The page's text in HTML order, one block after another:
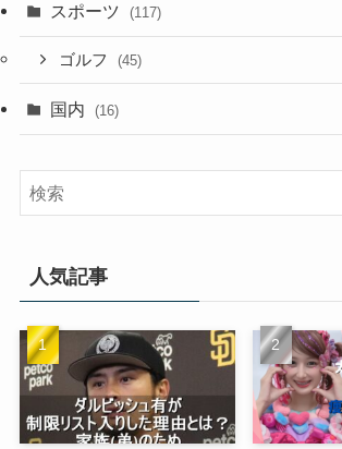
スポーツ (117)
ゴルフ (45)
国内 (16)
人気記事